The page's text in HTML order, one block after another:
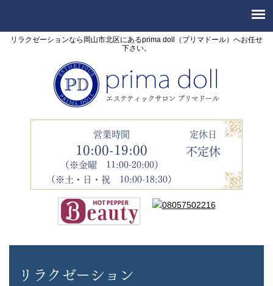
リラクゼーションなら岡山市北区にあるprima doll（プリマドール）へお任せ
下さい。
営業時間
10:00-19:00
（※金曜 11:00-20:00）
（※土・日・祝 10:00-18:30）
定休日
不定休
リラクゼーション